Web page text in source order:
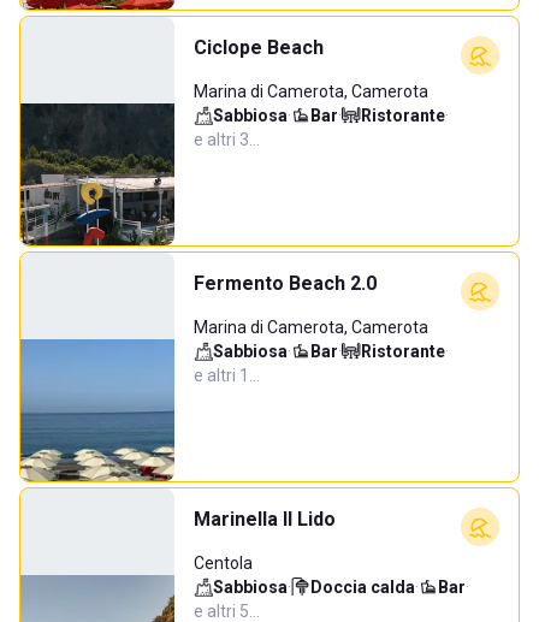
Ciclope Beach
Marina di Camerota, Camerota
Sabbiosa· Bar· Ristorante·
e altri 3…
Fermento Beach 2.0
Marina di Camerota, Camerota
Sabbiosa· Bar· Ristorante·
e altri 1…
Marinella Il Lido
Centola
Sabbiosa· Doccia calda· Bar·
e altri 5…